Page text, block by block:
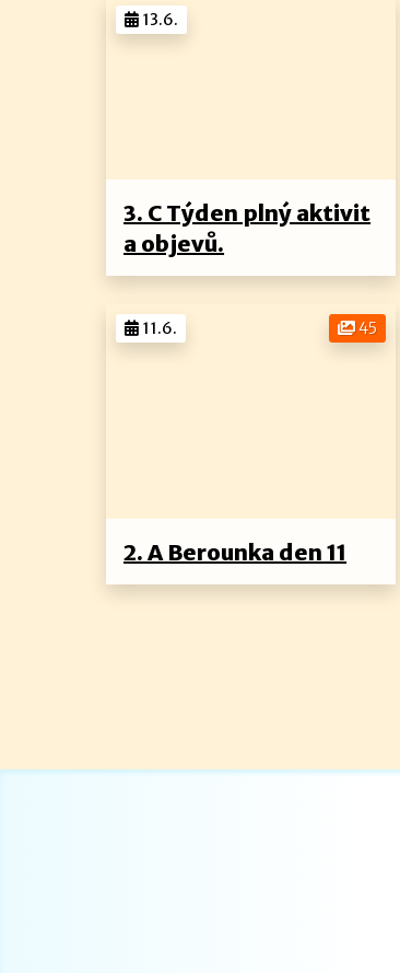
3. C Týden plný aktivit
a objevů.
13.6.
2. A Berounka den 11
45
11.6.